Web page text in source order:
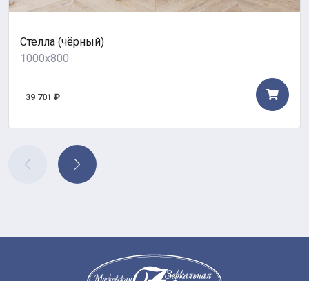
Стелла (чёрный)
1000x800
39 701 ₽